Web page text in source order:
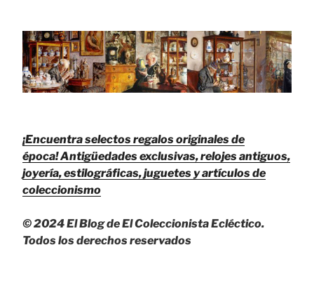
¡Encuentra selectos regalos originales de
época!Antigüedades exclusivas, relojes antiguos,
joyería, estilográficas, juguetes y artículos de
coleccionismo
© 2024 El Blog de El Coleccionista Ecléctico.
Todos los derechos reservados